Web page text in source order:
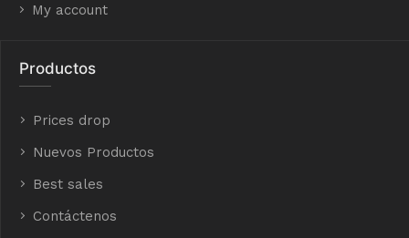
My account
Productos
Prices drop
Nuevos Productos
Best sales
Contáctenos